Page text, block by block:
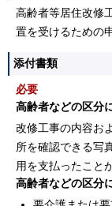
高齢者等居住改修
置を受けるための
添付書類
必要
高齢者などの区分
改修工事の内容お
所を確認できる写
用を支払ったこと
高齢者などの区分